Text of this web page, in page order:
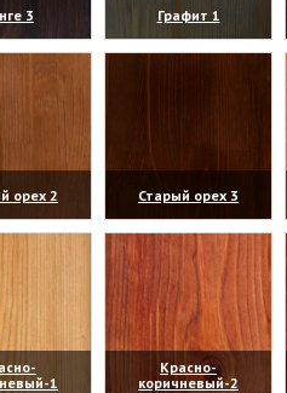
3
Графит 1
(увеличить)
орех 2
Старый орех 3
(увеличить)
1
Красно-
коричневый-2